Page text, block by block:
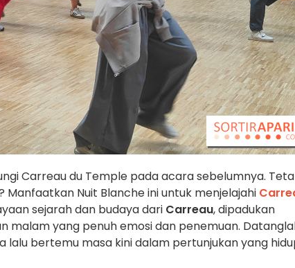
Carreau du Temple pada acara sebelumnya.
Nuit Blanche ini untuk menjelajahi
sejarah dan budaya dari Carreau, dipadukan
malam yang penuh emosi dan penemuan.
lalu bertemu masa kini dalam pertunjukan yang